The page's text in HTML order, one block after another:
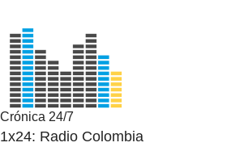
Crónica 24/7
1x24: Radio Colombia